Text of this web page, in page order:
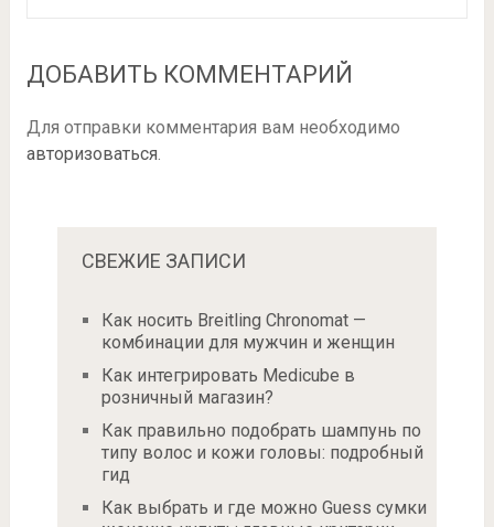
ДОБАВИТЬ КОММЕНТАРИЙ
Для отправки комментария вам необходимо
авторизоваться.
СВЕЖИЕ ЗАПИСИ
Как носить Breitling Chronomat —
комбинации для мужчин и женщин
Как интегрировать Medicube в
розничный магазин?
Как правильно подобрать шампунь по
типу волос и кожи головы: подробный
гид
Как выбрать и где можно Guess сумки